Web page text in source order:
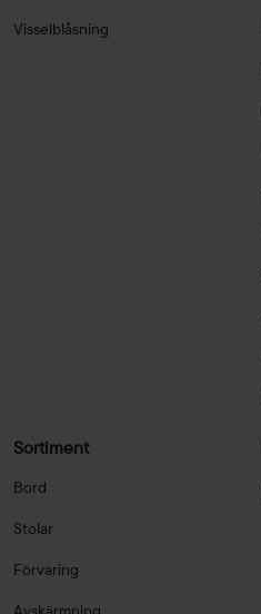
Visselblåsning
Sortiment
Bord
Stolar
Förvaring